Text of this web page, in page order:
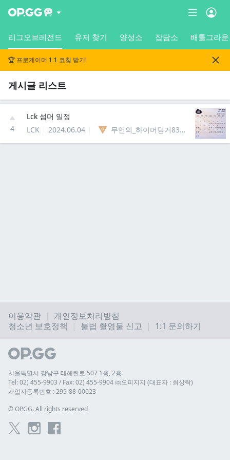
리그오브레전드 유저 찾기 양성소 잡담소 배틀그라
🏆 프로게이머 1:1 코칭 받기!
게시글 리스트
4
Lck 섬머 일정
LCK
2024.06.04 무언의_하이머딩거83339435910
이용약관
개인정보처리방침
청소년 보호정책
불법 촬영물 신고 1:1 문의하기
서울특별시 강남구 테헤란로 507 1층, 2층
Tel: 02) 455-9903 / Fax: 02) 455-9904 ㈜오피지지 (대표자 : 최상락)
사업자등록번호 : 295-88-00023
© OP.GG. All rights reserved